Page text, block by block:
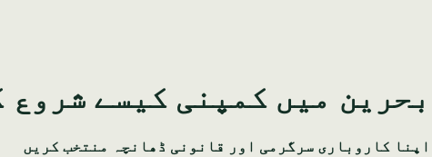
بحرین میں کمپنی کیسے شروع کریں؟
اپنا کاروباری سرگرمی اور قانونی ڈھانچہ منتخب کریں